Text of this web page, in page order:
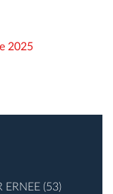
2025
ERNEE (53)